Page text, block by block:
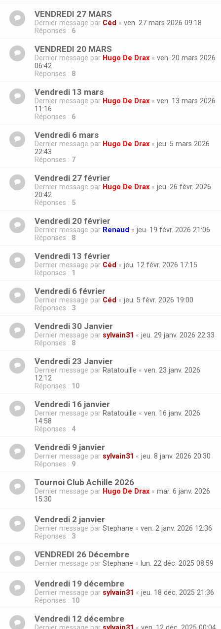
VENDREDI 27 MARS
Dernier message par Céd « ven. 27 mars 2026 09:18
Réponses : 6
VENDREDI 20 MARS
Dernier message par Hugo De Drax « ven. 20 mars 2026
06:42
Réponses : 8
Vendredi 13 mars
Dernier message par Hugo De Drax « ven. 13 mars 2026
11:16
Réponses : 6
Vendredi 6 mars
Dernier message par Hugo De Drax « jeu. 5 mars 2026
22:43
Réponses : 7
Vendredi 27 février
Dernier message par Hugo De Drax « jeu. 26 févr. 2026
20:42
Réponses : 5
Vendredi 20 février
Dernier message par Renaud « jeu. 19 févr. 2026 21:06
Réponses : 8
Vendredi 13 février
Dernier message par Céd « jeu. 12 févr. 2026 17:15
Réponses : 1
Vendredi 6 février
Dernier message par Céd « jeu. 5 févr. 2026 19:00
Réponses : 3
Vendredi 30 Janvier
Dernier message par sylvain31 « jeu. 29 janv. 2026 22:33
Réponses : 8
Vendredi 23 Janvier
Dernier message par Ratatouille « ven. 23 janv. 2026
12:12
Réponses : 10
Vendredi 16 janvier
Dernier message par Ratatouille « ven. 16 janv. 2026
14:58
Réponses : 4
Vendredi 9 janvier
Dernier message par sylvain31 « jeu. 8 janv. 2026 20:30
Réponses : 9
Tournoi Club Achille 2026
Dernier message par Hugo De Drax « mar. 6 janv. 2026
15:30
Vendredi 2 janvier
Dernier message par Stephane « ven. 2 janv. 2026 12:36
Réponses : 3
VENDREDI 26 Décembre
Dernier message par Stephane « lun. 22 déc. 2025 08:59
Vendredi 19 décembre
Dernier message par sylvain31 « jeu. 18 déc. 2025 21:36
Réponses : 10
Vendredi 12 décembre